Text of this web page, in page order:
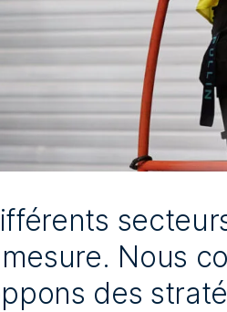
Nous
des